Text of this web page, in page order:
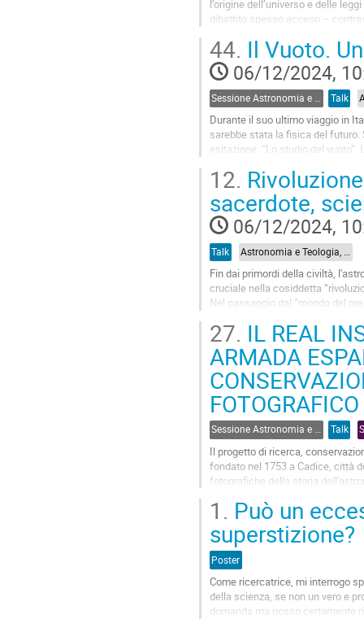
l’origine dell’universo e delle
dibattito spesso acceso –
Go
to
contribution
page
44. Il Vuoto.
06/12/2024,
Talk
Durante il suo ultimo viaggio in
sarebbe stata la fisica del
esitazione: “Lo studio del
Go
to
contribution
page
12.
sacerdote,
06/12/2024,
Talk Astronomia e Teologia, Mito e Misticismo - Chair: Alberto Cappi - INAF OAS Bologna
Fin dai primordi della civiltà,
cruciale nella cosiddetta
Nel passaggio dal “mondo del
Go
to
contribution
page
27. IL REAL
ARMADA
FOTOGRAFICO
Sessione Astronomia e Arte Talk
Il progetto di ricerca,
fondato nel 1753 a Cadice, città
fotografiche della storia
Go
to
contribution
page
1. Può un
superstizione?
Poster
Come ricercatrice, mi interrogo
della scienza, se non un vero e
domanda ma posso certamente